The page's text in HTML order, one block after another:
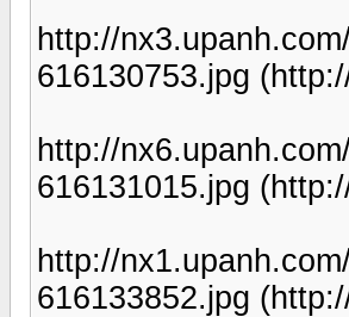
http://
616130753.jpg
http://
616131015.jpg
http://
616133852.jpg